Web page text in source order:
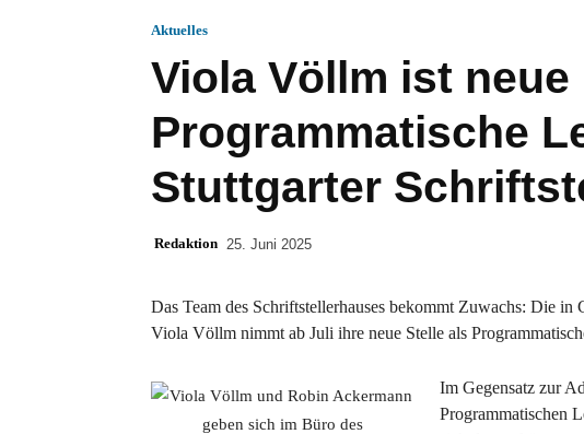
Aktuelles
Viola Völlm ist neue
Programmatische
Stuttgarter
Redaktion 25. Juni 2025
Das Team des Schriftstellerhauses bekommt Zuwachs: Die in
Viola Völlm nimmt ab Juli ihre neue Stelle als
Im Gegensatz zur
Programmatischen